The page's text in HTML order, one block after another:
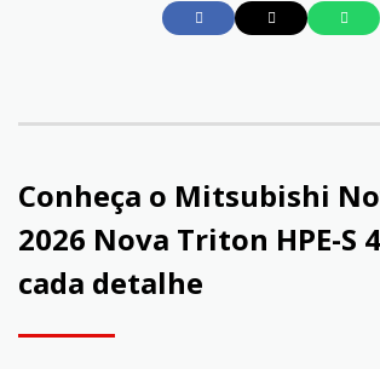
Conheça o Mitsubishi
2026 Nova Triton HPE-S
cada detalhe